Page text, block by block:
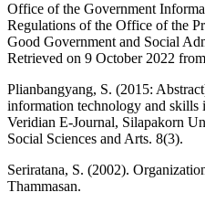
Office of the Government
Regulations of the Office of the
Good Government and Social
Retrieved on 9 October 2022 from
Plianbangyang, S. (2015:
information technology and skills
Veridian E-Journal, Silapakorn
Social Sciences and Arts. 8(3).
Seriratana, S. (2002).
Thammasan.